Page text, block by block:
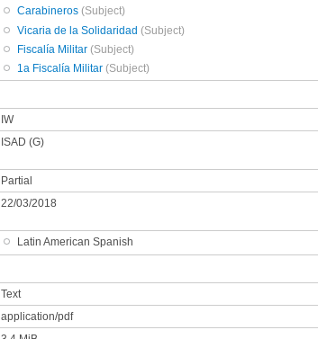
Carabineros (Subject)
Vicaria de la Solidaridad (Subject)
Fiscalía Militar (Subject)
1a Fiscalía Militar (Subject)
IW
ISAD (G)
Partial
22/03/2018
Latin American Spanish
Text
application/pdf